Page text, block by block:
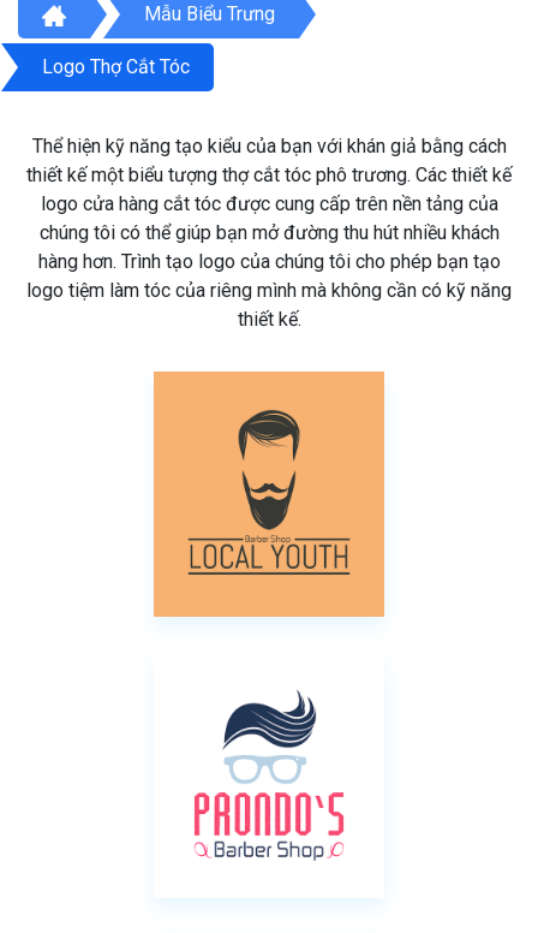
Mẫu Biểu Trưng
Logo Thợ Cắt Tóc
Thể hiện kỹ năng tạo kiểu của bạn với khán giả bằng cách
thiết kế một biểu tượng thợ cắt tóc phô trương. Các thiết kế
logo cửa hàng cắt tóc được cung cấp trên nền tảng của
chúng tôi có thể giúp bạn mở đường thu hút nhiều khách
hàng hơn. Trình tạo logo của chúng tôi cho phép bạn tạo
logo tiệm làm tóc của riêng mình mà không cần có kỹ năng
thiết kế.